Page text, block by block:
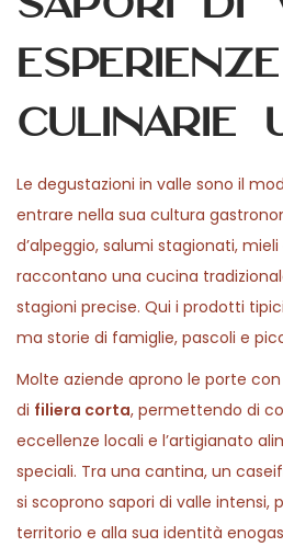
esperienze
culinarie
Le degustazioni in valle sono il
entrare nella sua cultura
d’alpeggio, salumi stagionati,
raccontano una cucina
stagioni precise. Qui i prodotti
ma storie di famiglie, pascoli e
Molte aziende aprono le porte
di filiera corta, permettendo di
eccellenze locali e l’artigianato
speciali. Tra una cantina, un
si scoprono sapori di valle intensi,
territorio e alla sua identità